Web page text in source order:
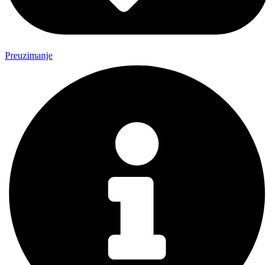
Preuzimanje